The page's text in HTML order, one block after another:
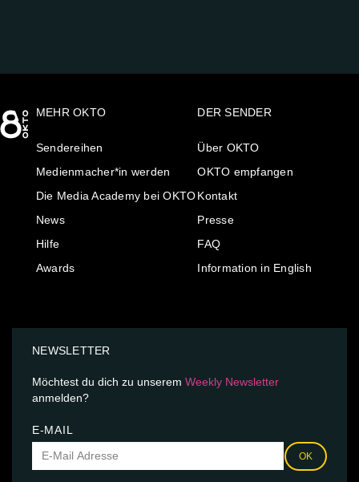
MEHR OKTO
Sendereihen
Medienmacher*in werden
Die Media Academy bei OKTO
News
Hilfe
Awards
DER SENDER
Über OKTO
OKTO empfangen
Kontakt
Presse
FAQ
Information in English
NEWSLETTER
Möchtest du dich zu unserem Weekly Newsletter
anmelden?
E-MAIL
OK